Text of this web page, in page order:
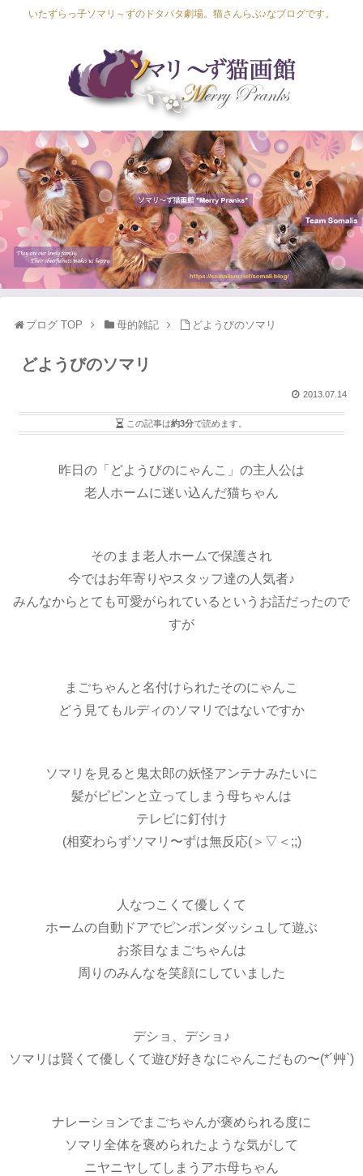
いたずらっ子ソマリ～ずのドタバタ劇場。猫さんらぶ♪なブログです。
Lapis Luna
Lucia Lino
Lycka Leal
Laula
ブログ TOP 母的雑記 どようびのソマリ
どようびのソマリ
2013.07.14
この記事は約3分で読めます。
昨日の「どようびのにゃんこ」の主人公は
老人ホームに迷い込んだ猫ちゃん
そのまま老人ホームで保護され
今ではお年寄りやスタッフ達の人気者♪
みんなからとても可愛がられているというお話だったので
すが
まごちゃんと名付けられたそのにゃんこ
どう見てもルディのソマリではないですか
ソマリを見ると鬼太郎の妖怪アンテナみたいに
髪がピピンと立ってしまう母ちゃんは
テレビに釘付け
(相変わらずソマリ〜ずは無反応(＞▽＜;;)
人なつこくて優しくて
ホームの自動ドアでピンポンダッシュして遊ぶ
お茶目なまごちゃんは
周りのみんなを笑顔にしていました
デショ、デショ♪
ソマリは賢くて優しくて遊び好きなにゃんこだもの〜(*´艸`)
ナレーションでまごちゃんが褒められる度に
ソマリ全体を褒められたような気がして
ニヤニヤしてしまうアホ母ちゃん